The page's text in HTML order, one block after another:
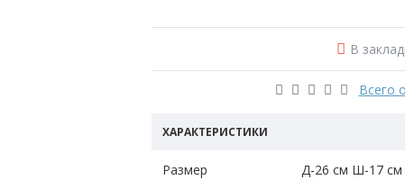
Всего
В
ХАРАКТЕРИСТИКИ
Размер Д-26 см Ш-17 см